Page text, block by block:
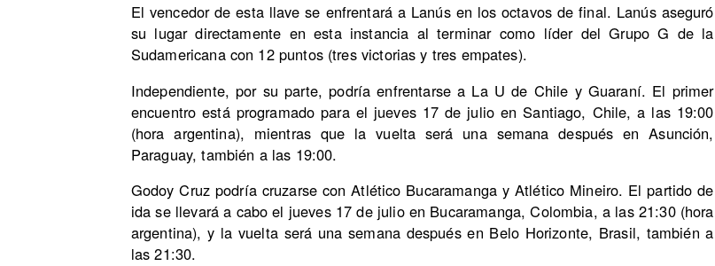
El vencedor de esta llave se enfrentará a Lanús en los octavos de final. Lanús aseguró
su lugar directamente en esta instancia al terminar como líder del Grupo G de la
Sudamericana con 12 puntos (tres victorias y tres empates).
Independiente, por su parte, podría enfrentarse a La U de Chile y Guaraní. El primer
encuentro está programado para el jueves 17 de julio en Santiago, Chile, a las 19:00
(hora argentina), mientras que la vuelta será una semana después en Asunción,
Paraguay, también a las 19:00.
Godoy Cruz podría cruzarse con Atlético Bucaramanga y Atlético Mineiro. El partido de
ida se llevará a cabo el jueves 17 de julio en Bucaramanga, Colombia, a las 21:30 (hora
argentina), y la vuelta será una semana después en Belo Horizonte, Brasil, también a
las 21:30.